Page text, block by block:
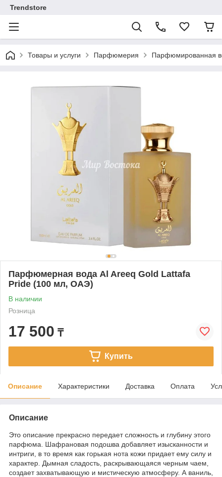
Trendstore
Товары и услуги Парфюмерия Парфюмированная
Парфюмерная вода Al Areeq Gold Lattafa
Pride (100 мл, ОАЭ)
В наличии
Розница
17 500 ₸
Купить
Описание Характеристики Доставка Оплата
Описание
Это описание прекрасно передает сложность и глубину этого
парфюма. Шафрановая подошва добавляет изысканности и
интриги, в то время как горькая нота кожи придает ему силу и
характер. Дымная сладость, раскрывающаяся черным чаем,
создает захватывающую и мистическую атмосферу. А ваниль,